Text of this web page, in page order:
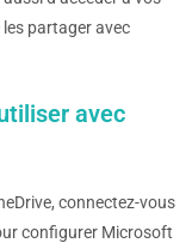
partager avec
avec
connectez-vous
configurer Microsoft